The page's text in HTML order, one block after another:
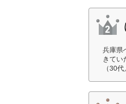
兵庫県
きてい
（30代